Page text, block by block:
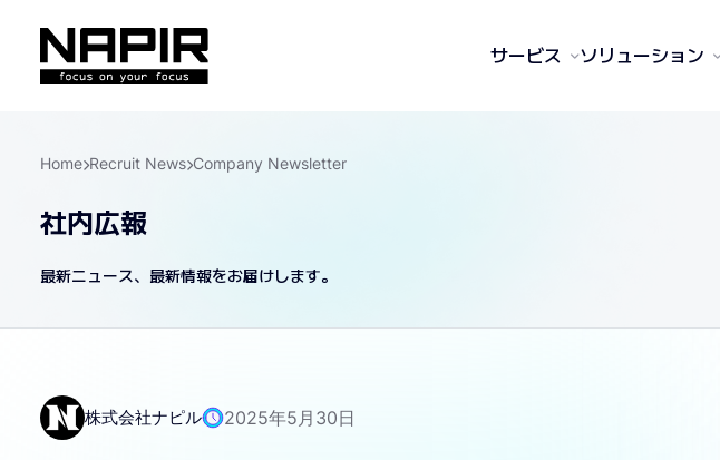
サービス ソリューション
Home Recruit News Company Newsletter
社内広報
最新ニュース、最新情報をお届けします。
株式会社ナピル 2025年5月30日